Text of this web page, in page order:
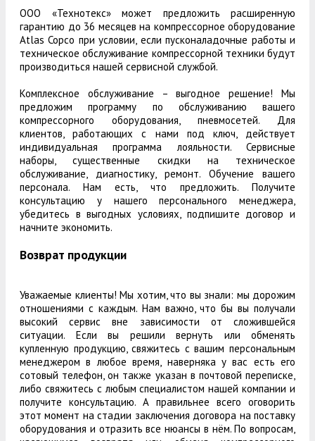
ООО «Технотекс» может предложить расширенную
гарантию до 36 месяцев на компрессорное оборудование
Atlas Copco при условии, если пусконаладочные работы и
техническое обслуживание компрессорной техники будут
производиться нашей сервисной службой.
Комплексное обслуживание – выгодное решение! Мы
предложим программу по обслуживанию вашего
компрессорного оборудования, пневмосетей. Для
клиентов, работающих с нами под ключ, действует
индивидуальная программа лояльности. Сервисные
наборы, существенные скидки на техническое
обслуживание, диагностику, ремонт. Обучение вашего
персонала. Нам есть, что предложить. Получите
консультацию у нашего персонального менеджера,
убедитесь в выгодных условиях, подпишите договор и
начните экономить.
Возврат продукции
Уважаемые клиенты! Мы хотим, что вы знали: мы дорожим
отношениями с каждым. Нам важно, что бы вы получали
высокий сервис вне зависимости от сложившейся
ситуации. Если вы решили вернуть или обменять
купленную продукцию, свяжитесь с вашим персональным
менеджером в любое время, наверняка у вас есть его
сотовый телефон, он также указан в почтовой переписке,
либо свяжитесь с любым специалистом нашей компании и
получите консультацию. А правильнее всего оговорить
этот момент на стадии заключения договора на поставку
оборудования и отразить все нюансы в нём. По вопросам,